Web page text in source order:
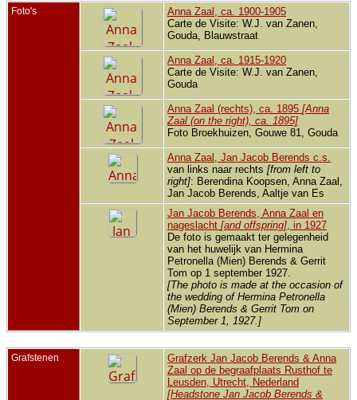
Foto's
Anna Zaal, ca. 1900-1905
Carte de Visite: W.J. van Zanen,
Gouda, Blauwstraat
Anna Zaal, ca. 1915-1920
Carte de Visite: W.J. van Zanen,
Gouda
Anna Zaal (rechts), ca. 1895 [Anna
Zaal (on the right), ca. 1895]
Foto Broekhuizen, Gouwe 81, Gouda
Anna Zaal, Jan Jacob Berends c.s.
van links naar rechts [from left to
right]: Berendina Koopsen, Anna Zaal,
Jan Jacob Berends, Aaltje van Es
Jan Jacob Berends, Anna Zaal en
nageslacht [and offspring], in 1927
De foto is gemaakt ter gelegenheid
van het huwelijk van Hermina
Petronella (Mien) Berends & Gerrit
Tom op 1 september 1927.
[The photo is made at the occasion of
the wedding of Hermina Petronella
(Mien) Berends & Gerrit Tom on
September 1, 1927.]
Grafstenen
Grafzerk Jan Jacob Berends & Anna
Zaal op de begraafplaats Rusthof te
Leusden, Utrecht, Nederland
[Headstone Jan Jacob Berends &